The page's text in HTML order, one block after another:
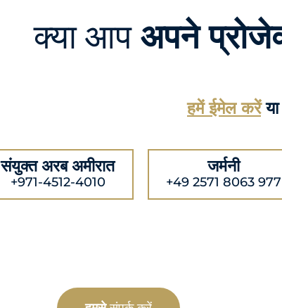
क्या आप अपने
हमें ईमेल करें
संयुक्त अरब अमीरात
+971-4512-4010
जर्मनी
+49 2571 8063 977